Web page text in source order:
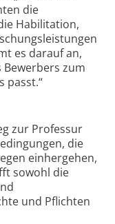
die
Habilitation,
es darauf an,
zum
passt.“
zur Professur
die
einhergehen,
sowohl die
und Pflichten